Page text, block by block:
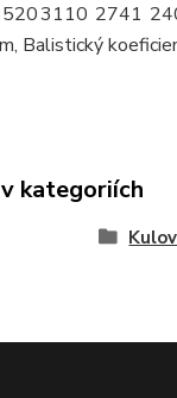
Balistický
3110 2741
kategoriích